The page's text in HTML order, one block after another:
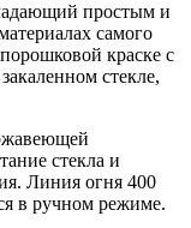
простым и
самого
краске с
стекле,
стекла и
Линия огня 400
в ручном режиме.